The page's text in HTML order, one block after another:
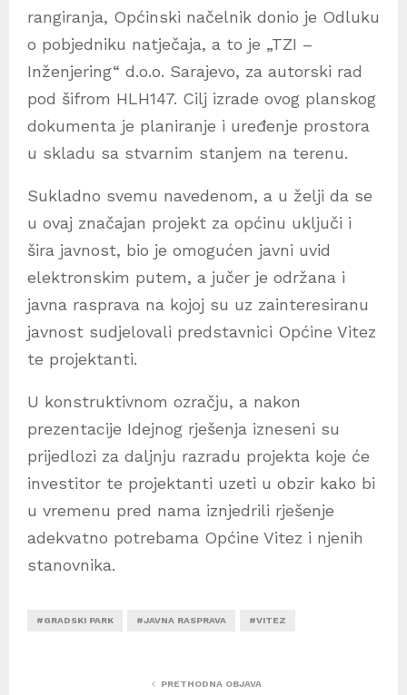
rangiranja, Općinski načelnik donio je Odluku
o pobjedniku natječaja, a to je „TZI –
Inženjering“ d.o.o. Sarajevo, za autorski rad
pod šifrom HLH147. Cilj izrade ovog planskog
dokumenta je planiranje i uređenje prostora
u skladu sa stvarnim stanjem na terenu.
Sukladno svemu navedenom, a u želji da se
u ovaj značajan projekt za općinu uključi i
šira javnost, bio je omogućen javni uvid
elektronskim putem, a jučer je održana i
javna rasprava na kojoj su uz zainteresiranu
javnost sudjelovali predstavnici Općine Vitez
te projektanti.
U konstruktivnom ozračju, a nakon
prezentacije Idejnog rješenja izneseni su
prijedlozi za daljnju razradu projekta koje će
investitor te projektanti uzeti u obzir kako bi
u vremenu pred nama iznjedrili rješenje
adekvatno potrebama Općine Vitez i njenih
stanovnika.
#GRADSKI PARK #JAVNA RASPRAVA #VITEZ
PRETHODNA OBJAVA